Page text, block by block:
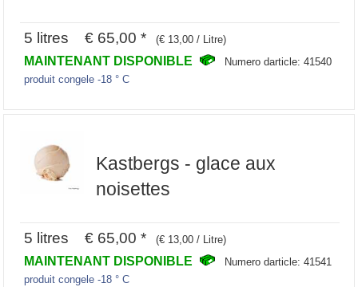
5 litres € 65,00 * (€ 13,00 / Litre)
MAINTENANT DISPONIBLE
Numero darticle: 41540
produit congele -18 ° C
Kastbergs - glace aux
noisettes
5 litres € 65,00 * (€ 13,00 / Litre)
MAINTENANT DISPONIBLE
Numero darticle: 41541
produit congele -18 ° C